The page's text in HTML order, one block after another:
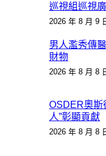
巡視組巡視
2026 年 8 月 9
男人濫秀傳
財物
2026 年 8 月 8
OSDER奧斯
人”彰顯貢獻
2026 年 8 月 8